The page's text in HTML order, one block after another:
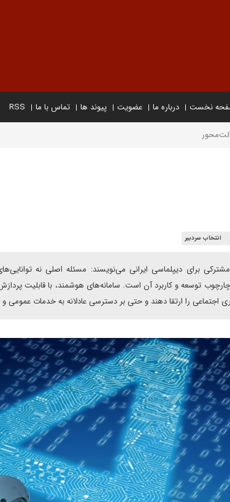
نخست درباره ما عضویت پیوند ها تماس با ما RSS
انتخاب سردبیر
برای دیپلماسی ایرانی می‌نویسند: مسئله اصلی نه
توسعه و کاربرد آن است. سامانه‌های هوشمند، با قابلیت
اجتماعی را ارتقا دهند و حتی بر دسترسی عادلانه به خدمات عمومی و